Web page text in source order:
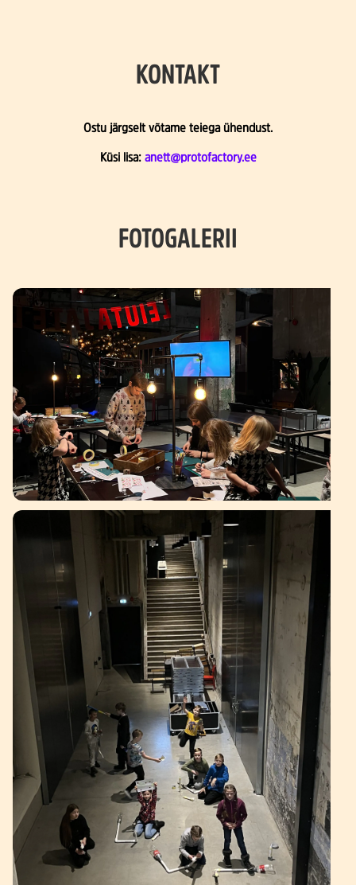
KONTAKT
Ostu järgselt võtame teiega ühendust.
Küsi lisa: anett@protofactory.ee
FOTOGALERII